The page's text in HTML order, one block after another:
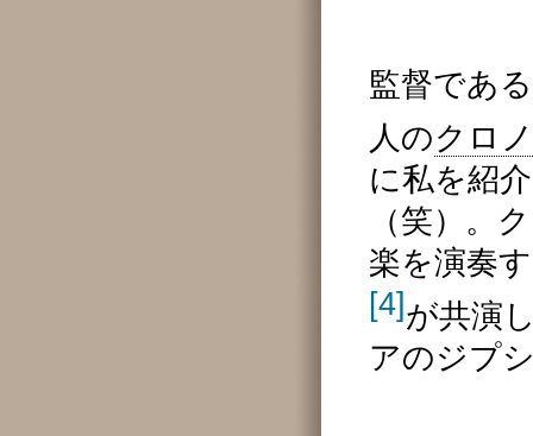
監督である
人のクロ
に私を紹
（笑）。
楽を演奏
[4]が共演
アのジプ